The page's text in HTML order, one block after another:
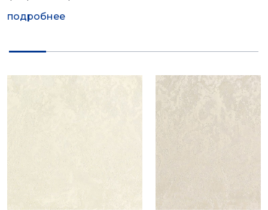
подробнее